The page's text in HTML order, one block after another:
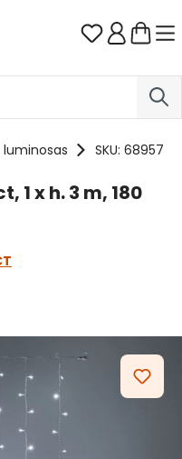
Tienes 0
SKU: 68957
1 x h. 3 m, 180